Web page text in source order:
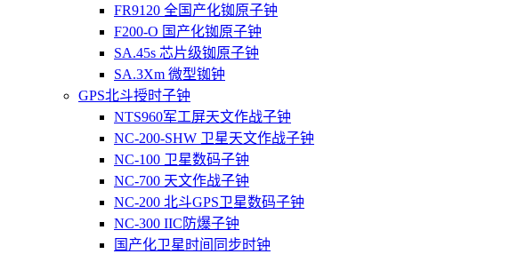
FR9120 全国产化铷原子钟
F200-O 国产化铷原子钟
SA.45s 芯片级铷原子钟
SA.3Xm 微型铷钟
GPS北斗授时子钟
NTS960军工屏天文作战子钟
NC-200-SHW 卫星天文作战子钟
NC-100 卫星数码子钟
NC-700 天文作战子钟
NC-200 北斗GPS卫星数码子钟
NC-300 IIC防爆子钟
国产化卫星时间同步时钟